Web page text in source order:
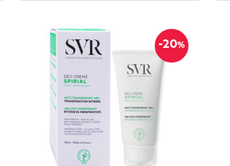
-20%